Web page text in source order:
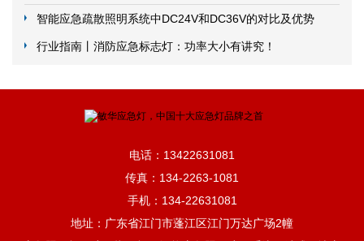
智能应急疏散照明系统中DC24V和DC36V的对比及优势
行业指南丨消防应急标志灯：功率大小有讲究！
电话：13422631081
传真：134-2263-1081
手机：134-22631081
地址：广东省江门市蓬江区江门万达广场2幢